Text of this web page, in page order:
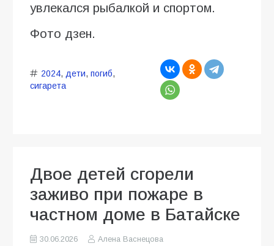
увлекался рыбалкой и спортом.
Фото дзен.
2024, дети, погиб,
сигарета
Двое детей сгорели
заживо при пожаре в
частном доме в Батайске
30.06.2026
Алена Васнецова